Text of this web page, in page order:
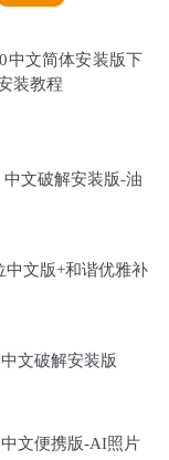
中文简体安装版下
装教程
中文破解安装版-油
中文版+和谐优雅补
文破解安装版
中文便携版-AI照片